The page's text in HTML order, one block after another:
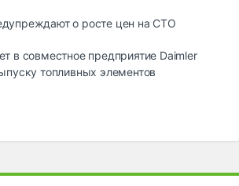
о росте цен на СТО
в совместное предприятие Daimler
топливных элементов